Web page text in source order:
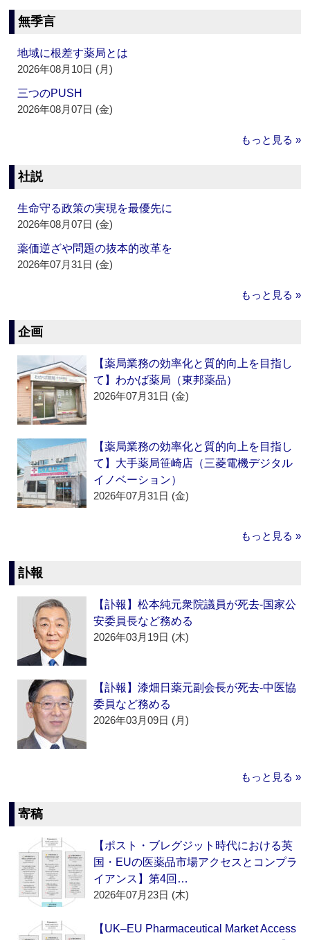
無季言
地域に根差す薬局とは
2026年08月10日 (月)
三つのPUSH
2026年08月07日 (金)
もっと見る »
社説
生命守る政策の実現を最優先に
2026年08月07日 (金)
薬価逆ざや問題の抜本的改革を
2026年07月31日 (金)
もっと見る »
企画
【薬局業務の効率化と質的向上を目指し
て】わかば薬局（東邦薬品）
2026年07月31日 (金)
【薬局業務の効率化と質的向上を目指し
て】大手薬局笹崎店（三菱電機デジタル
イノベーション）
2026年07月31日 (金)
もっと見る »
訃報
【訃報】松本純元衆院議員が死去‐国家公
安委員長など務める
2026年03月19日 (木)
【訃報】漆畑日薬元副会長が死去‐中医協
委員など務める
2026年03月09日 (月)
もっと見る »
寄稿
【ポスト・ブレグジット時代における英
国・EUの医薬品市場アクセスとコンプラ
イアンス】第4回…
2026年07月23日 (木)
【UK–EU Pharmaceutical Market Access